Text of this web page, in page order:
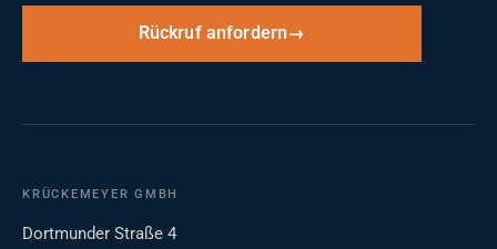
Rückruf anfordern
KRÜCKEMEYER GMBH
Dortmunder Straße 4